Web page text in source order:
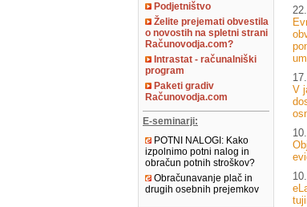
Podjetništvo
Želite prejemati obvestila
o novostih na spletni strani
Računovodja.com?
Intrastat - računalniški
program
Paketi gradiv
Računovodja.com
E-seminarji:
POTNI NALOGI: Kako
izpolnimo potni nalog in
obračun potnih stroškov?
Obračunavanje plač in
drugih osebnih prejemkov
V